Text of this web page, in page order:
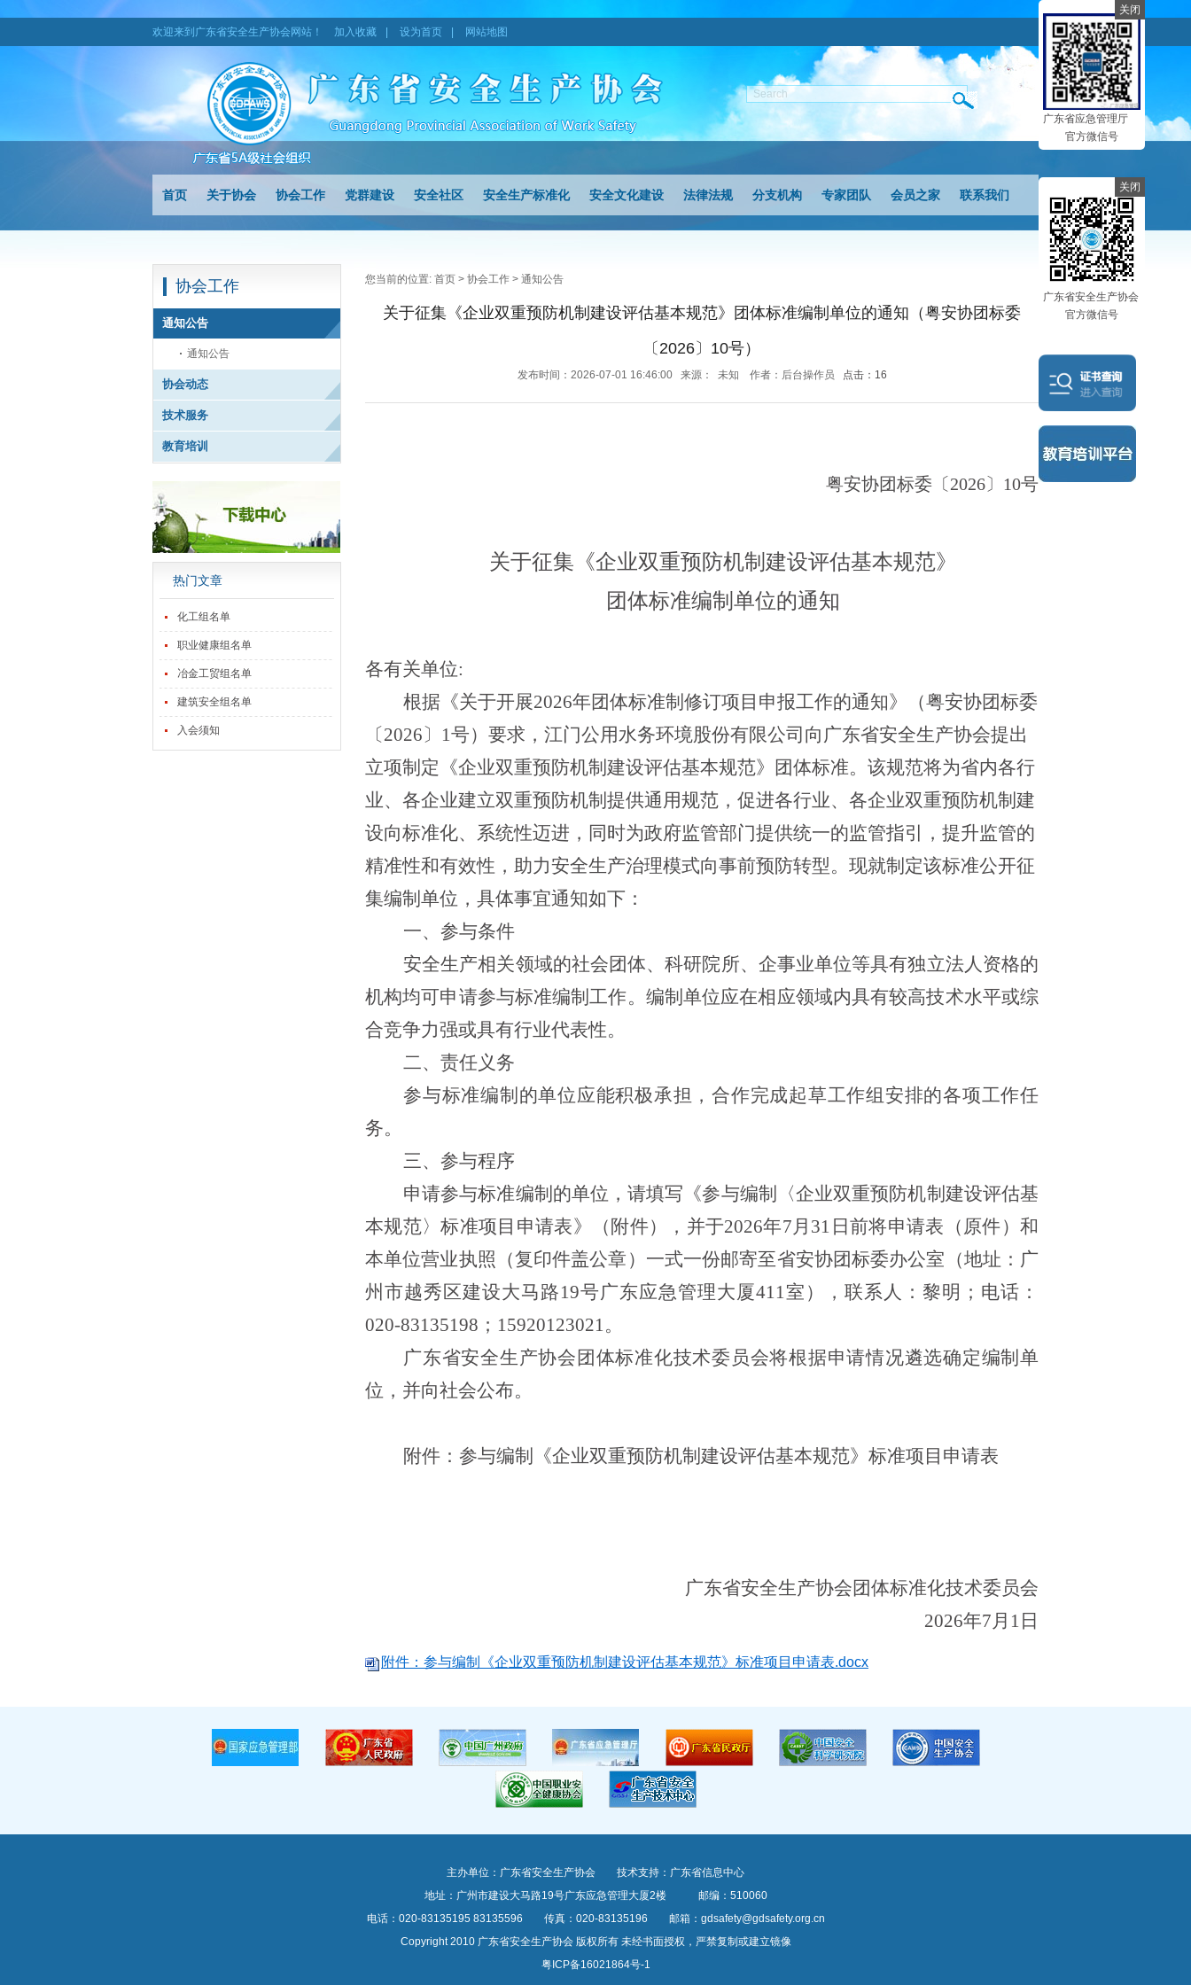
欢迎来到广东省安全生产协会网站！ 加入收藏 设为首页 网站地图
首页 关于协会 协会工作 党群建设 安全社区 安全生产标准化 安全文化建设 法律法规 分支机构 专家团队 会员之家 联系我们
协会工作
通知公告
通知公告
协会动态
技术服务
教育培训
热门文章
化工组名单
职业健康组名单
冶金工贸组名单
建筑安全组名单
入会须知
您当前的位置: 首页 > 协会工作 > 通知公告
关于征集《企业双重预防机制建设评估基本规范》团体标准编制单位的通知（粤安协团标委
〔2026〕10号）
发布时间：2026-07-01 16:46:00 来源： 未知 作者：后台操作员 点击：16
粤安协团标委〔 2026〕 10号
关于征集《企业双重预防机制建设评估基本规范》
团体标准编制单位的通知
各有关单位:
根据《关于开展2026年团体标准制修订项目申报工作的通知》（粤安协团标委
〔2026〕 1号）要求，江门公用水务环境股份有限公司向广东省安全生产协会提出
立项制定《企业双重预防机制建设评估基本规范》团体标准。该规范将为省内各行
业、各企业建立双重预防机制提供通用规范，促进各行业、各企业双重预防机制建
设向标准化、系统性迈进，同时为政府监管部门提供统一的监管指引，提升监管的
精准性和有效性，助力安全生产治理模式向事前预防转型。现就制定该标准公开征
集编制单位，具体事宜通知如下：
一、参与条件
安全生产相关领域的社会团体、科研院所、企事业单位等具有独立法人资格的
机构均可申请参与标准编制工作。编制单位应在相应领域内具有较高技术水平或综
合竞争力强或具有行业代表性。
二、责任义务
参与标准编制的单位应能积极承担，合作完成起草工作组安排的各项工作任
务。
三、参与程序
申请参与标准编制的单位，请填写《参与编制〈企业双重预防机制建设评估基
本规范〉标准项目申请表》（附件），并于2026年7月 31 日前将申请表（原件）和
本单位营业执照（复印件盖公章）一式一份邮寄至省安协团标委办公室（地址：广
州市越秀区建设大马路19号广东应急管理大厦411室），联系人：黎明；电话：
020-83135198 ； 15920123021。
广东省安全生产协会团体标准化技术委员会将根据申请情况遴选确定编制单
位，并向社会公布。
附件：参与编制《企业双重预防机制建设评估基本规范》标准项目申请表
广东省安全生产协会团体标准化技术委员会
2026年7月 1 日
附件：参与编制《企业双重预防机制建设评估基本规范》标准项目申请表.docx
主办单位：广东省安全生产协会 技术支持：广东省信息中心
地址：广州市建设大马路19号广东应急管理大厦2楼 邮编：510060
电话：020-83135195 83135596 传真：020-83135196 邮箱：gdsafety@gdsafety.org.cn
Copyright 2010 广东省安全生产协会 版权所有 未经书面授权，严禁复制或建立镜像
粤ICP备16021864号-1
广东省应急管理厅
官方微信号
关闭
广东省安全生产协会
官方微信号
关闭